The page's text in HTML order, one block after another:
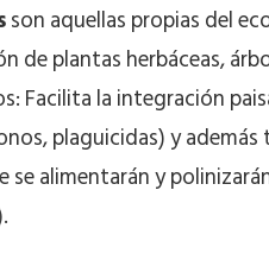
son aquellas propias del
de plantas herbáceas,
Facilita la integración
plaguicidas) y
se alimentarán y